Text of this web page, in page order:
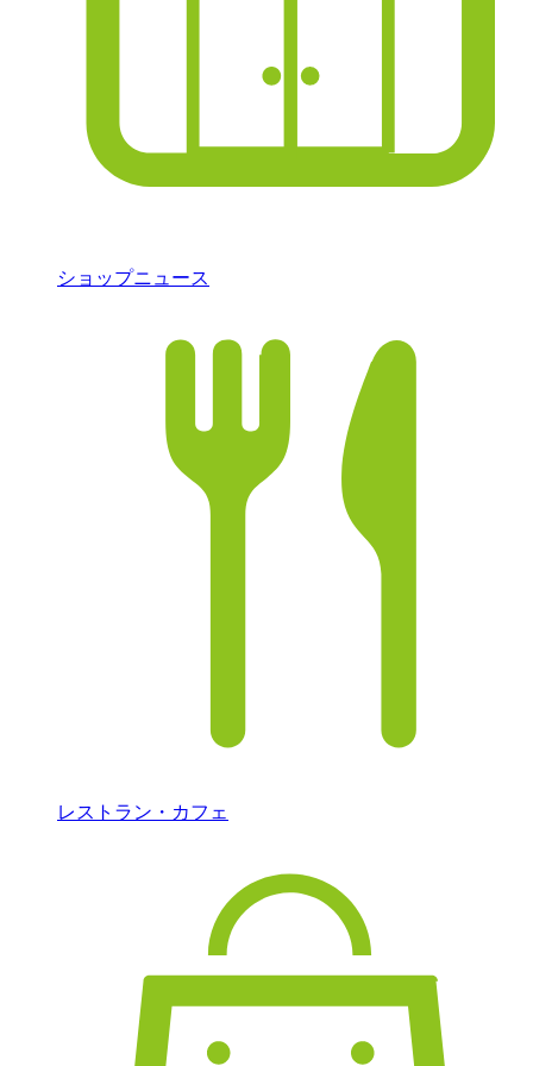
ショップニュース
レストラン・カフェ